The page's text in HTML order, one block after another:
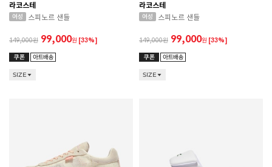
라코스테
스피노르 샌들
149,000 99,000원 [33%]
SIZE
라코스테
스피노르 샌들
149,000 99,000원 [33%]
SIZE